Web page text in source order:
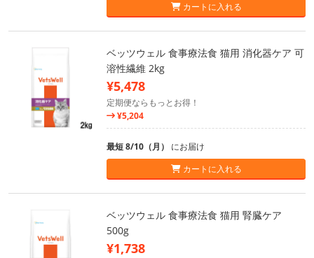
カートに入れる
ベッツウェル 食事療法食 猫用 消化器ケア 可
溶性繊維 2kg
¥5,478
定期便ならもっとお得！
¥5,204
最短 8/10（月） にお届け
カートに入れる
ベッツウェル 食事療法食 猫用 腎臓ケア
500g
¥1,738